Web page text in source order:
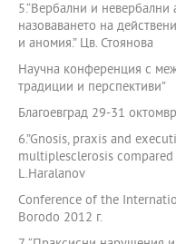
5.“Вербални и
назоваването на
и аномия.” Цв. Стоянова
Научна конференция с
традиции и перспективи”
Благоевград 29-31
6.”Gnosis, praxis and
multiplesclerosis compared
L.Haralanov
Conference of the
Bоrodo 2012 г.